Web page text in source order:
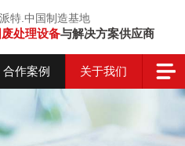
特.中国制造基地
处理设备与解决方案供应商
合作案例 关于我们